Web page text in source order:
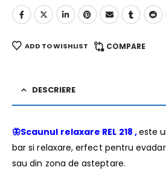
ADD TO WISHLIST COMPARE
DESCRIERE
🦋Scaunul relaxare REL 218 ,este
bar si relaxare, erfect pentru
sau din zona de asteptare.